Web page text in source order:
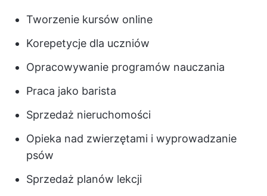
Tworzenie kursów online
Korepetycje dla uczniów
Opracowywanie programów nauczania
Praca jako barista
Sprzedaż nieruchomości
Opieka nad zwierzętami i wyprowadzanie
psów
Sprzedaż planów lekcji